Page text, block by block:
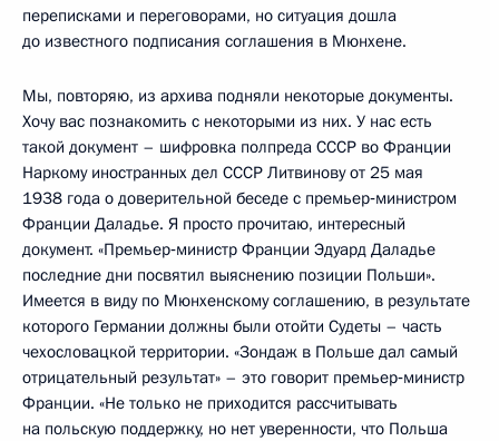
переписками и переговорами, но ситуация дошла
до известного подписания соглашения в Мюнхене.
Мы, повторяю, из архива подняли некоторые документы.
Хочу вас познакомить с некоторыми из них. У нас есть
такой документ – шифровка полпреда СССР во Франции
Наркому иностранных дел СССР Литвинову от 25 мая
1938 года о доверительной беседе с премьер‑министром
Франции Даладье. Я просто прочитаю, интересный
документ. «Премьер‑министр Франции Эдуард Даладье
последние дни посвятил выяснению позиции Польши».
Имеется в виду по Мюнхенскому соглашению, в результате
которого Германии должны были отойти Судеты – часть
чехословацкой территории. «Зондаж в Польше дал самый
отрицательный результат» – это говорит премьер‑министр
Франции. «Не только не приходится рассчитывать
на польскую поддержку, но нет уверенности, что Польша